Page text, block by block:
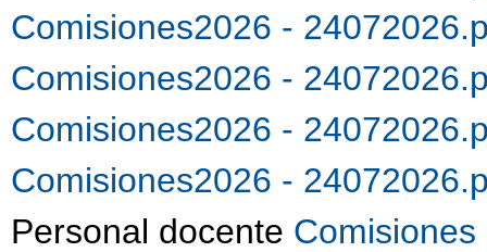
Comisiones2026 -
Comisiones2026 -
Comisiones2026 -
Comisiones2026 -
Personal docente